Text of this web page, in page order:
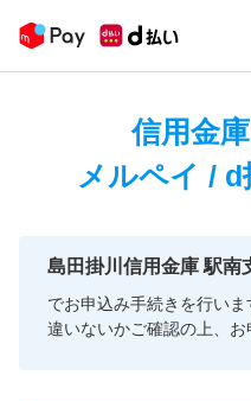
信用金
メルペイ /
島田掛川信用金庫 駅南
でお申込み手続きを行い
違いないかご確認の上、お